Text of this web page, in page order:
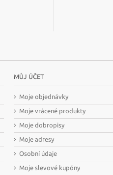
MŮJ ÚČET
Moje objednávky
Moje vrácené produkty
Moje dobropisy
Moje adresy
Osobní údaje
Moje slevové kupóny